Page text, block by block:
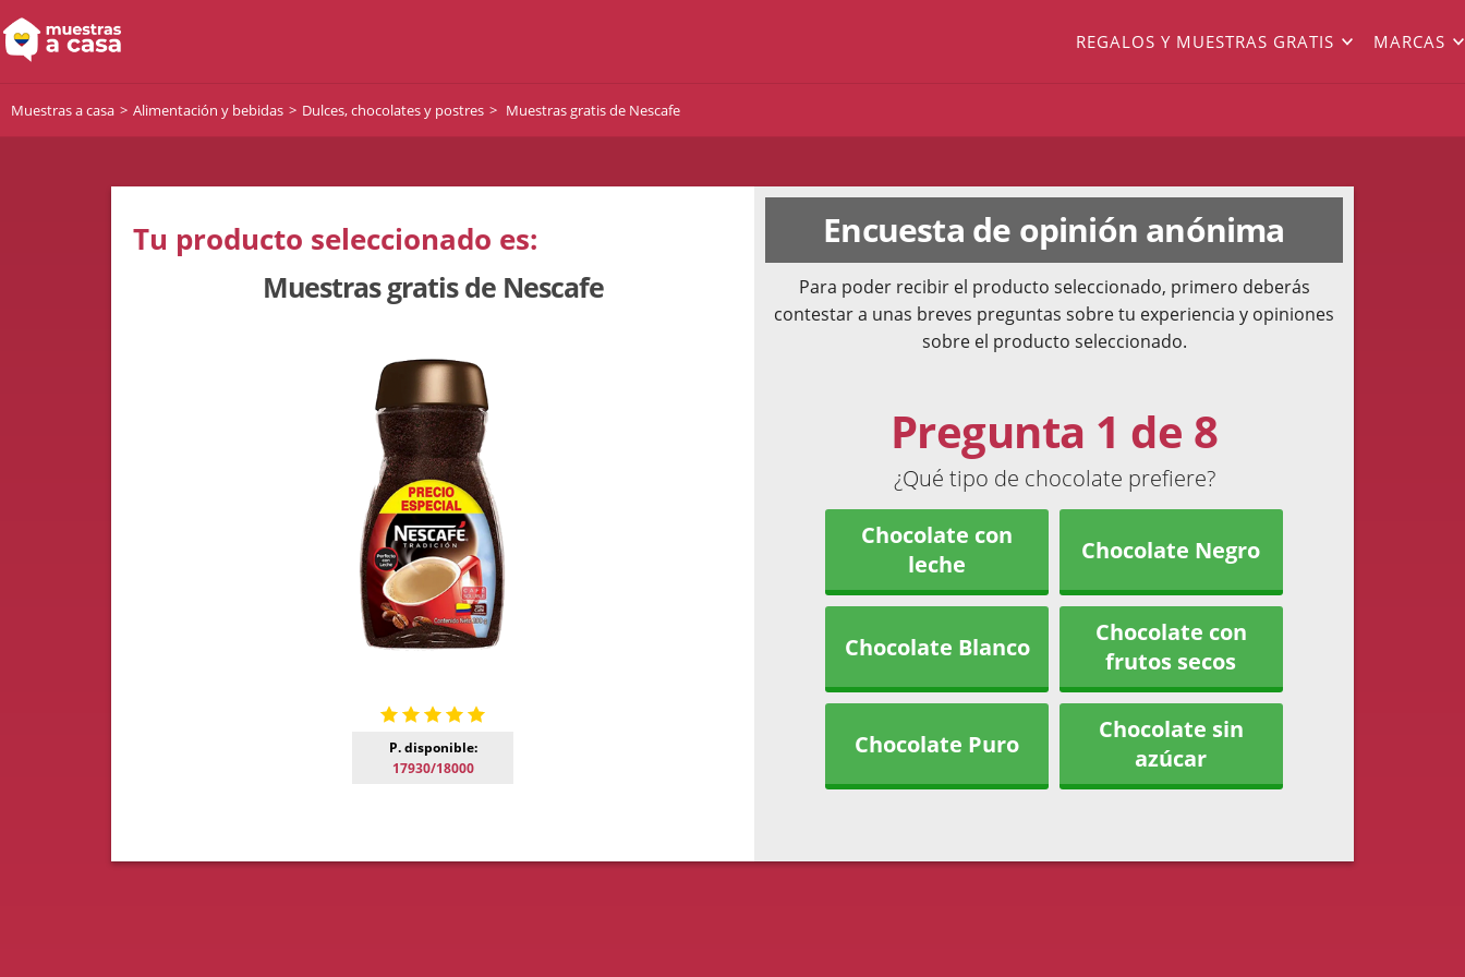
REGALOS Y MUESTRAS GRATIS MARCAS
Muestras a casa Alimentación y bebidas Dulces, chocolates y postres Muestras gratis de Nescafe
Tu producto seleccionado es:
Muestras gratis de Nescafe
P. disponible:
17930/18000
Encuesta de opinión anónima
Para poder recibir el producto seleccionado, primero deberás
contestar a unas breves preguntas sobre tu experiencia y opiniones
sobre el producto seleccionado.
Pregunta 1 de 8
¿Qué tipo de chocolate prefiere?
Chocolate con
leche
Chocolate Negro
Chocolate Blanco
Chocolate con
frutos secos
Chocolate Puro
Chocolate sin
azúcar